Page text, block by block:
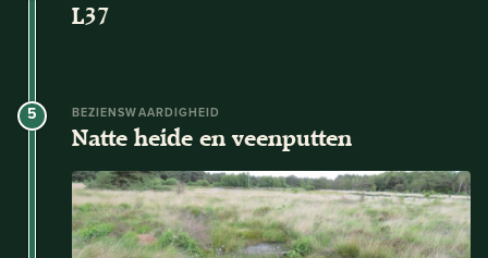
L37
5 BEZIENSWAARDIGHEID
Natte heide en veenputten